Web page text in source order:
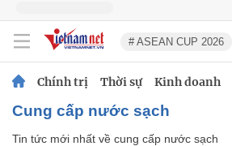
# ASEAN CUP 2026
Chính trị Thời sự Kinh doanh
cung cấp nước sạch
Tin tức mới nhất về cung cấp nước sạch